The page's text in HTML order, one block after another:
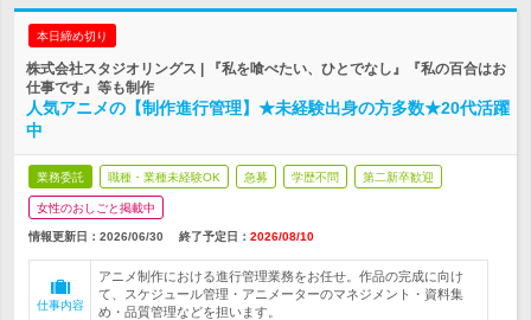
本日締め切り
株式会社スタジオリングス | 『私を喰べたい、ひとでなし』『私の百合はお
仕事です』等も制作
人気アニメの【制作進行管理】★未経験出身の方多数★20代活躍
中
業務委託 職種・業種未経験OK 急募 学歴不問 第二新卒歓迎
女性のおしごと掲載中
情報更新日：2026/06/30 終了予定日： 2026/08/10
仕事内容
アニメ制作における進行管理業務をお任せ。作品の完成に向け
て、スケジュール管理・アニメーターのマネジメント・資料集
め・品質管理などを担います。